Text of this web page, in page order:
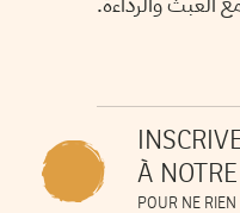
À
POUR NE RIEN